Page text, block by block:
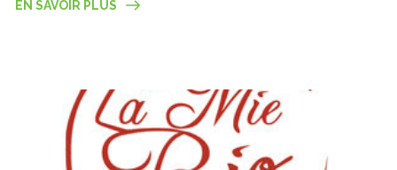
EN SAVOIR PLUS